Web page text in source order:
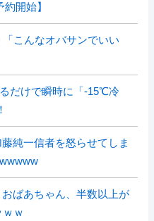
開始】
「こんなオバサンでいい
だけで瞬時に「-15℃冷
純一信者を怒らせてしま
おばあちゃん、半数以上が
ｗ